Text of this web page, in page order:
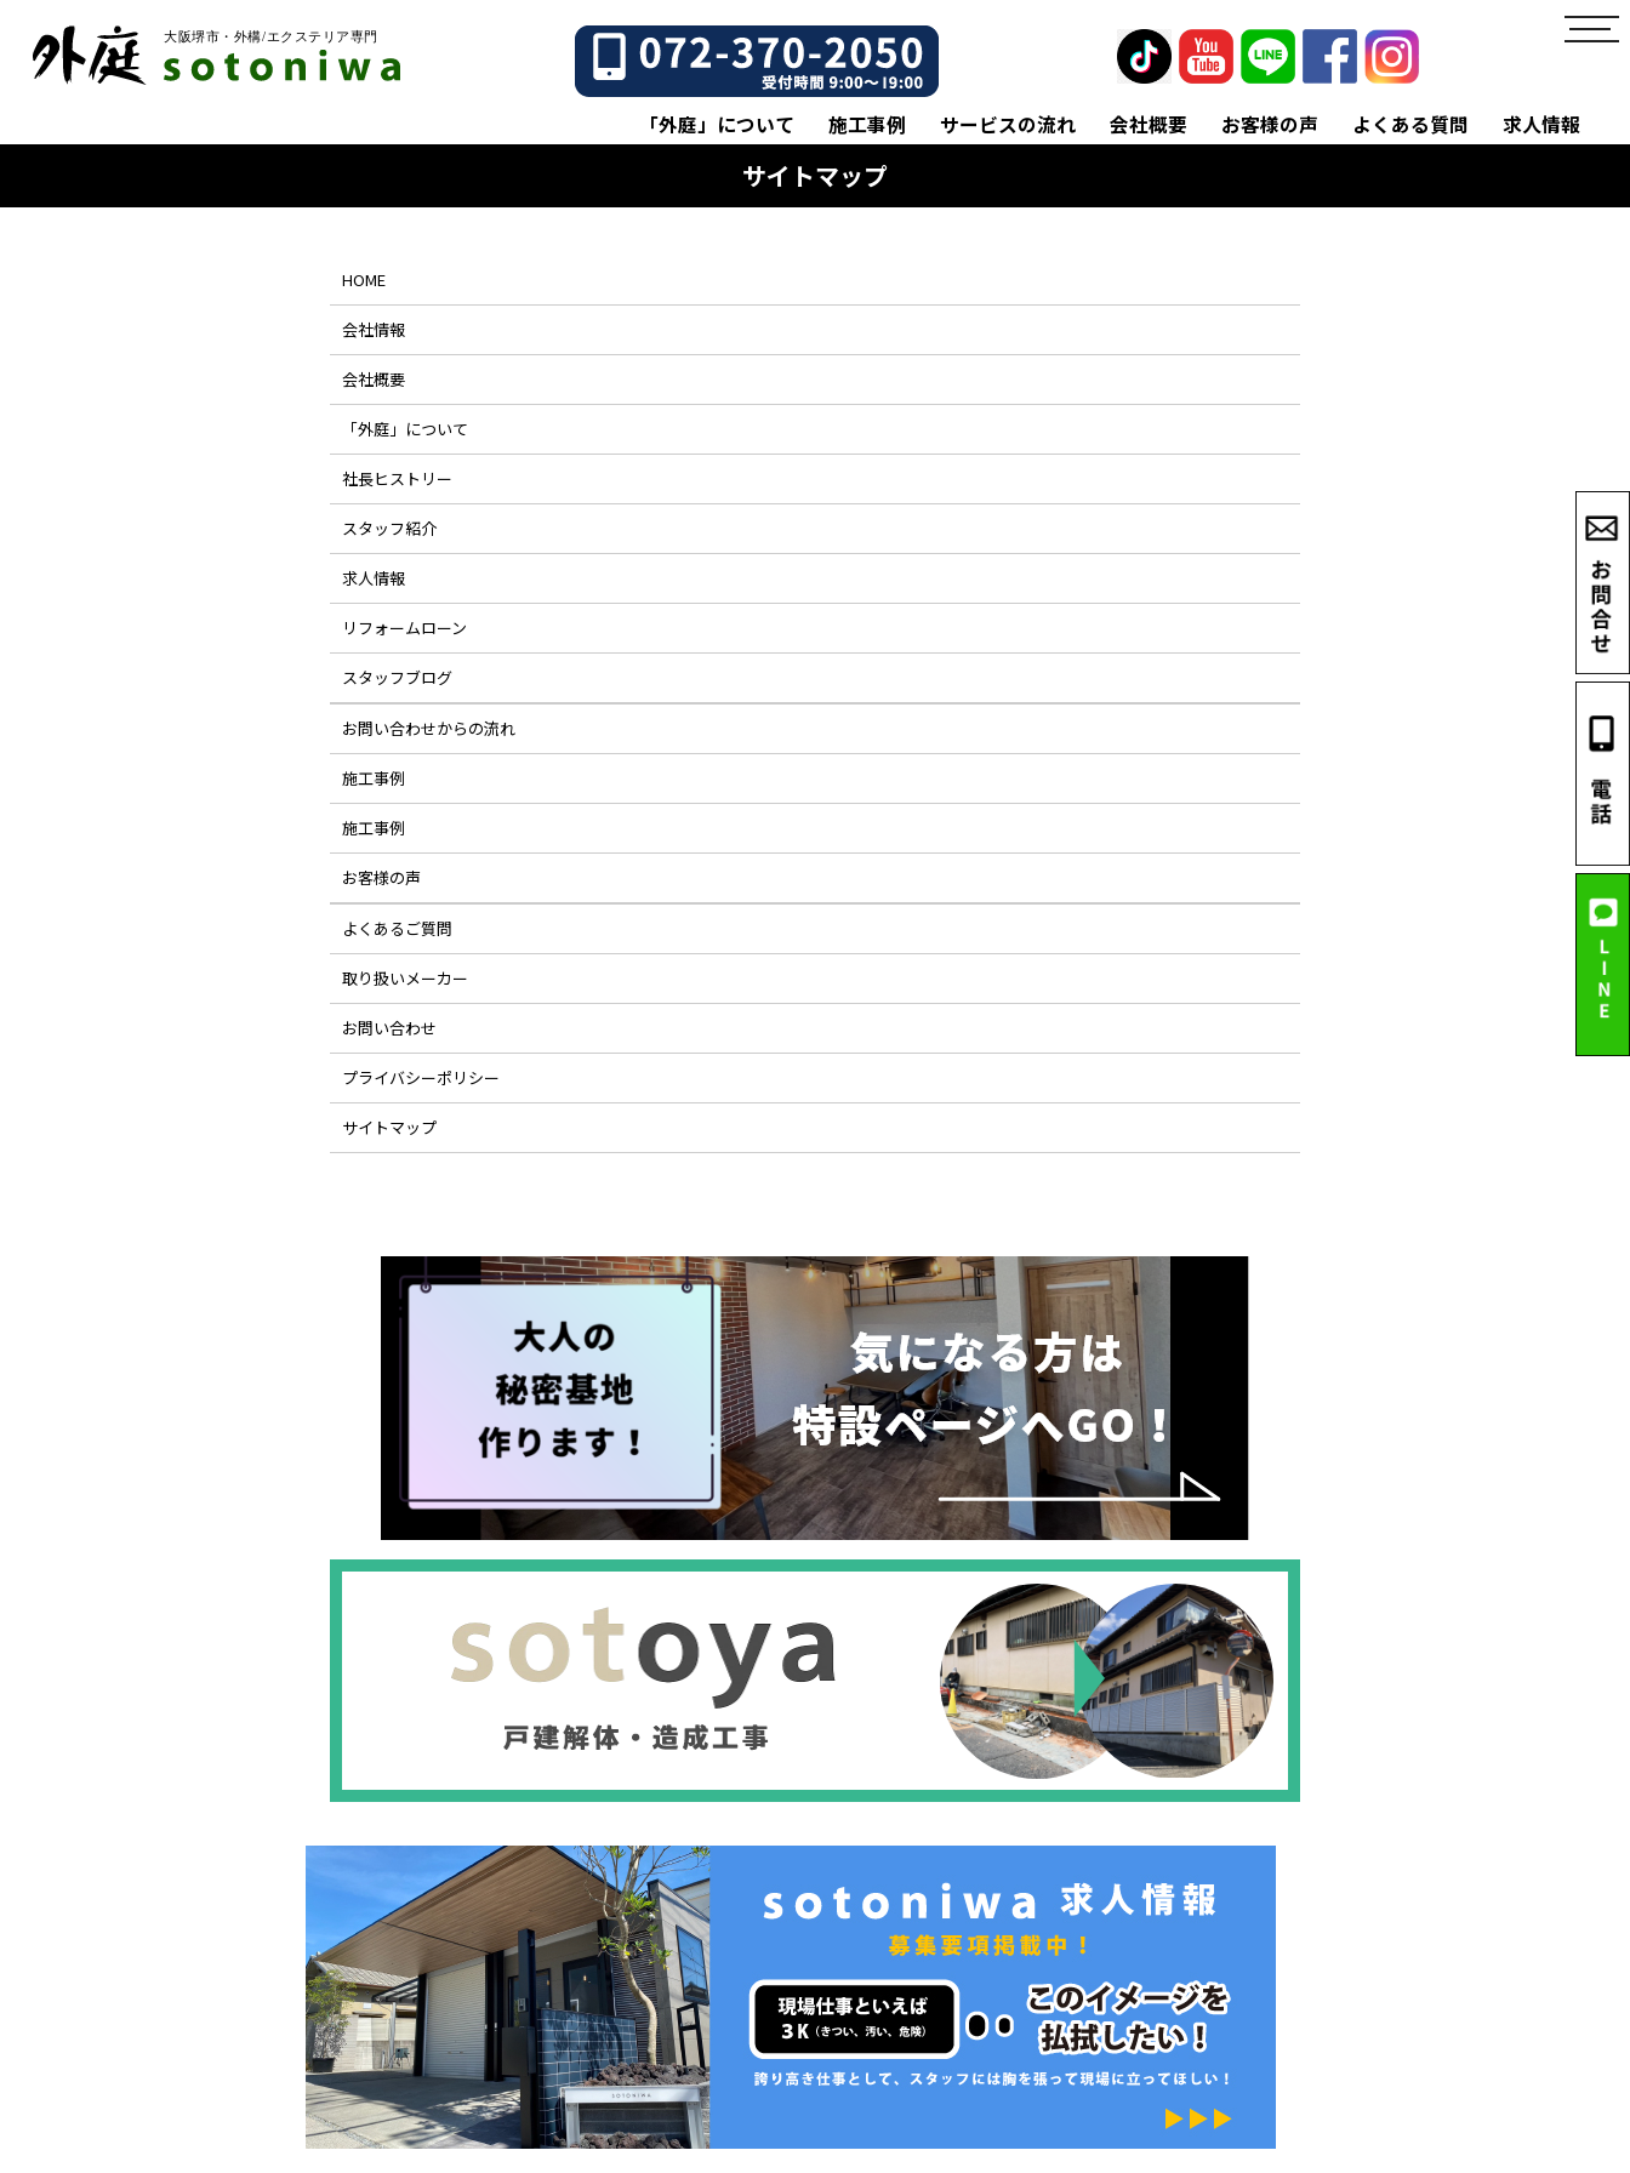
toggle
「外庭」について 施工事例 サービスの流れ 会社概要 お客様の声 よくある質問 求人情報
サイトマップ
HOME
会社情報
会社概要
「外庭」について
社長ヒストリー
スタッフ紹介
求人情報
リフォームローン
スタッフブログ
お問い合わせからの流れ
施工事例
施工事例
お客様の声
よくあるご質問
取り扱いメーカー
お問い合わせ
プライバシーポリシー
サイトマップ